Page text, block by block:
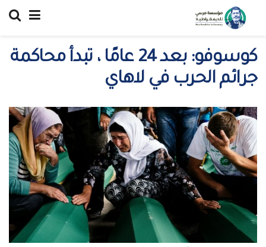
كوسوفو: بعد 24 عامًا ، تبدأ محاكمة
جرائم الحرب في لاهاي